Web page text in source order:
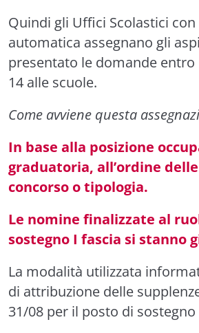
Quindi gli Uffici Scolastici
automatica assegnano gli
presentato le domande entro
14 alle scuole.
Come avviene questa
In base alla posizione
graduatoria, all’ordine
concorso o tipologia.
Le nomine finalizzate al
sostegno I fascia si stanno
La modalità utilizzata
di attribuzione delle
31/08 per il posto di sostegno